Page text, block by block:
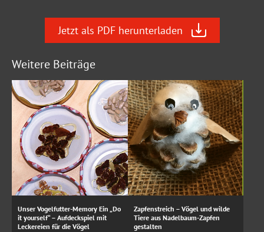
Jetzt als PDF herunterladen
Weitere Beiträge
Unser Vogelfutter-Memory Ein „Do
it yourself“ – Aufdeckspiel mit
Leckereien für die Vögel
Zapfenstreich – Vögel und wilde
Tiere aus Nadelbaum-Zapfen
gestalten